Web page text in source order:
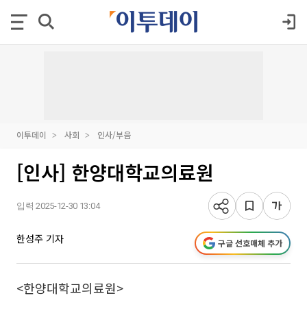
이투데이 사회 인사/부음
[인사] 한양대학교의료원
입력 2025-12-30 13:04
한성주 기자 구글 선호매체 추가
<한양대학교의료원>